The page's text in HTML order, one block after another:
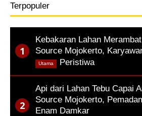
Terpopuler
Kebakaran Lahan
Source Mojokerto,
Peristiwa
Utama
Api dari Lahan Tebu Capai
Source Mojokerto,
Enam Damkar